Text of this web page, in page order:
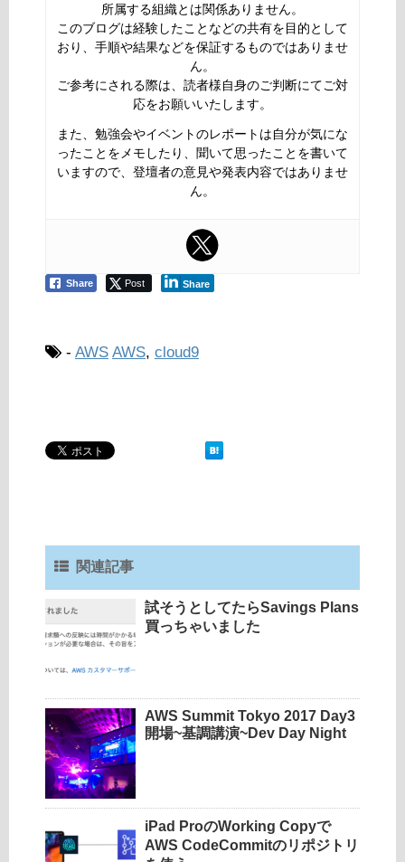
所属する組織とは関係ありません。
このブログは経験したことなどの共有を目的として
おり、手順や結果などを保証するものではありませ
ん。
ご参考にされる際は、読者様自身のご判断にてご対
応をお願いいたします。
また、勉強会やイベントのレポートは自分が気にな
ったことをメモしたり、聞いて思ったことを書いて
いますので、登壇者の意見や発表内容ではありませ
ん。
Share Post Share
- AWS AWS, cloud9
関連記事
試そうとしてたらSavings Plans
買っちゃいました
AWS Summit Tokyo 2017 Day3
開場~基調講演~Dev Day Night
iPad ProのWorking Copyで
AWS CodeCommitのリポジトリ